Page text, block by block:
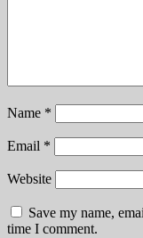
Name *
Email *
Website
Save my name,
time I comment.